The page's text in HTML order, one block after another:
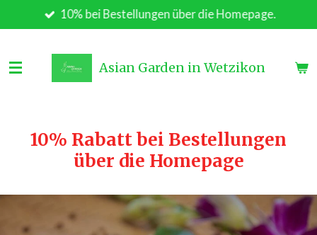
Hauptinhalt
10% bei Bestellungen über die Homepage.
Asian Garden in Wetzikon
10% Rabatt bei Bestellungen
über die Homepage